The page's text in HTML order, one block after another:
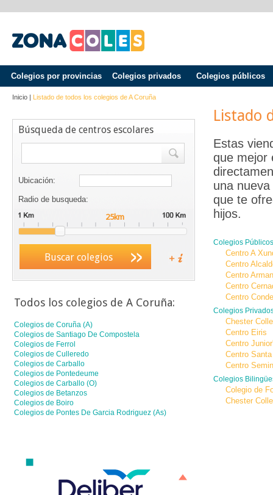
Colegios por provincias Colegios privados Colegios públicos
Inicio | Listado de todos los colegios deA Coruña
Búsqueda de centros escolares
Ubicación:
Radio de busqueda:
Buscar colegios
Todos los colegios de A Coruña:
Colegios de Coruña (a)
Colegios de Santiago De Compostela
Colegios de Ferrol
Colegios de Culleredo
Colegios de Carballo
Colegios de Pontedeume
Colegios de Carballo (o)
Colegios de Betanzos
Colegios de Boiro
Colegios de Pontes De Garcia Rodriguez (as)
Listado
Estas
que mejor
una
que te
hijos.
Colegios
Centro A
Centro
Centro
Centro
Centro
Colegios
Chester
Centro Eiris
Centro
Centro
Centro
Colegios
Colegio de
Chester